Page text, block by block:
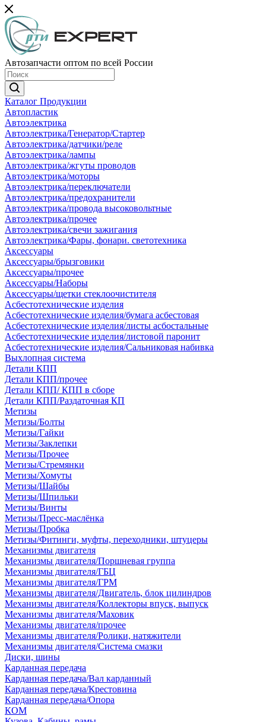
Автозапчасти оптом по всей России
Каталог Продукции
Автопластик
Автоэлектрика
Автоэлектрика/Генератор/Стартер
Автоэлектрика/датчики/реле
Автоэлектрика/лампы
Автоэлектрика/жгуты проводов
Автоэлектрика/моторы
Автоэлектрика/переключатели
Автоэлектрика/предохранители
Автоэлектрика/провода высоковольтные
Автоэлектрика/прочее
Автоэлектрика/свечи зажигания
Автоэлектрика/Фары, фонари. светотехника
Аксессуары
Аксессуары/брызговики
Аксессуары/прочее
Аксессуары/Наборы
Аксессуары/щетки стеклоочистителя
Асбестотехнические изделия
Асбестотехнические изделия/бумага асбестовая
Асбестотехнические изделия/листы асбостальные
Асбестотехнические изделия/листовой паронит
Асбестотехнические изделия/Сальниковая набивка
Выхлопная система
Детали КПП
Детали КПП/прочее
Детали КПП/ КПП в сборе
Детали КПП/Раздаточная КП
Метизы
Метизы/Болты
Метизы/Гайки
Метизы/Заклепки
Метизы/Прочее
Метизы/Стремянки
Метизы/Хомуты
Метизы/Шайбы
Метизы/Шпильки
Метизы/Винты
Метизы/Пресс-маслёнка
Метизы/Пробка
Метизы/Фитинги, муфты, переходники, штуцеры
Механизмы двигателя
Механизмы двигателя/Поршневая группа
Механизмы двигателя/ГБЦ
Механизмы двигателя/ГРМ
Механизмы двигателя/Двигатель, блок цилиндров
Механизмы двигателя/Коллекторы впуск, выпуск
Механизмы двигателя/Маховик
Механизмы двигателя/прочее
Механизмы двигателя/Ролики, натяжители
Механизмы двигателя/Система смазки
Диски, шины
Карданная передача
Карданная передача/Вал карданный
Карданная передача/Крестовина
Карданная передача/Опора
КОМ